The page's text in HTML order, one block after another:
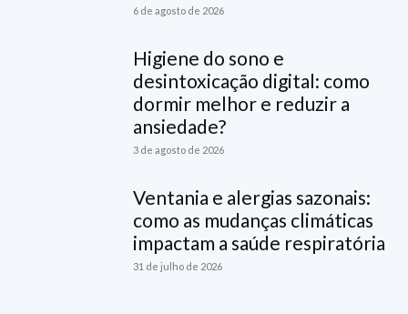
6 de agosto de 2026
Higiene do sono e
desintoxicação digital: como
dormir melhor e reduzir a
ansiedade?
3 de agosto de 2026
Ventania e alergias sazonais:
como as mudanças climáticas
impactam a saúde respiratória
31 de julho de 2026